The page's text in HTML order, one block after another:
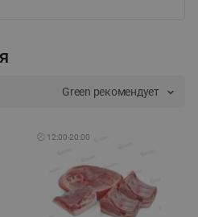
Green рекомендует
🕘 12:00-20:00